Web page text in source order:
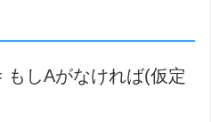
しAがなければ(仮定